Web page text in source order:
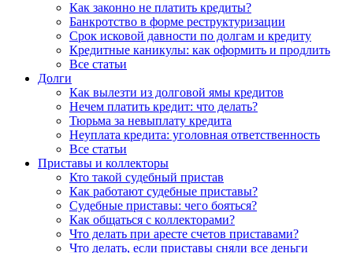
Как законно не платить кредиты?
Банкротство в форме реструктуризации
Срок исковой давности по долгам и кредиту
Кредитные каникулы: как оформить и продлить
Все статьи
Долги
Как вылезти из долговой ямы кредитов
Нечем платить кредит: что делать?
Тюрьма за невыплату кредита
Неуплата кредита: уголовная ответственность
Все статьи
Приставы и коллекторы
Кто такой судебный пристав
Как работают судебные приставы?
Судебные приставы: чего бояться?
Как общаться с коллекторами?
Что делать при аресте счетов приставами?
Что делать, если приставы сняли все деньги